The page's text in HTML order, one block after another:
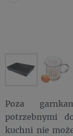
Poza
potrzebnymi
kuchni nie